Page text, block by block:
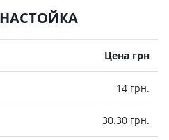
Цена грн
14 грн.
30.30 грн.